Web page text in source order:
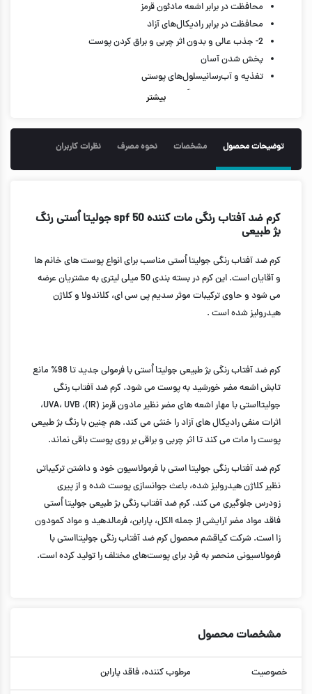
محافظت در برابر اشعه مادئون قرمز
محافظت در برابر رادیکال‌های آزاد
2- جذب عالی و بدون اثر چربی و براق کردن پوست
پخش شدن آسان
تغذیه و آب‌رسانیسلول‌های پوستی
عدم استفاده از مواد متشکله ارزان و بی‌کیفیت
مات کننده
حجم 50 میل
بیشتر
توضیحات محصول مشخصات نحوه مصرف نظرات کاربران
کرم ضد آفتاب رنگی مات کننده spf 50 جولیتا اُستی رنگ
بژ طبیعی
کرم ضد آفتاب رنگی جولیتا اُستی مناسب برای انواع پوست های خانم ها
و آقایان است. این کرم در بسته بندی 50 میلی لیتری به مشتریان عرضه
می شود و حاوی ترکیبات موثر سدیم پی سی ای، کلاندولا و کلاژن
هیدرولیز شده است .
کرم ضد آفتاب رنگی بژ طبیعی جولیتا اُستی با فرمولی جدید تا 98% مانع
تابش اشعه مضر خورشید به پوست می شود. کرم ضد آفتاب رنگی
جولیتااستی با مهار اشعه های مضر نظیر مادون قرمز (IR)، UVA، UVB،
اثرات منفی رادیکال های آزاد را خنثی می کند. هم چنین با رنگ بژ طبیعی
پوست را مات می کند تا اثر چربی و براقی بر روی پوست باقی نماند.
کرم ضد آفتاب رنگی جولیتا استی با فرمولاسیون خود و داشتن ترکیباتی
نظیر کلاژن هیدرولیز شده، باعث جوانسازی پوست شده و از پیری
زودرس جلوگیری می کند. کرم ضد آفتاب رنگی بژ طبیعی جولیتا اُستی
فاقد مواد مضر آرایشی از جمله الکل، پارابن، فرمالدهید و مواد کمودون
زا است. شرکت کیاقشم محصول کرم ضد آفتاب رنگی جولیتااستی با
فرمولاسیونی منحصر به‌ فرد برای پوست‌های مختلف را تولید کرده‌ است.
مشخصات محصول
خصوصیت مرطوب کننده، فاقد پارابن